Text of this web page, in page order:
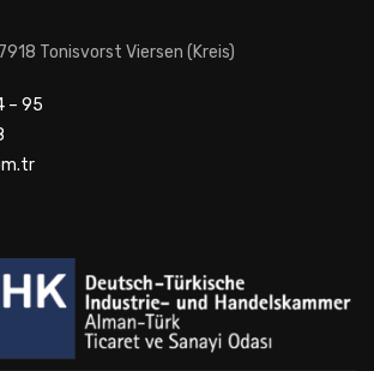
Tonisvorst Viersen (Kreis)
– 95